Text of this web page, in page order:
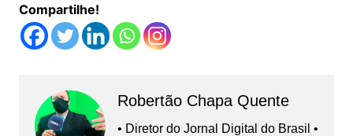
Compartilhe!
Robertão Chapa Quente
• Diretor do Jornal Digital do Brasil •